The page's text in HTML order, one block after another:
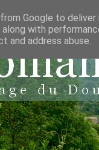
Google to
along with
and address abuse.